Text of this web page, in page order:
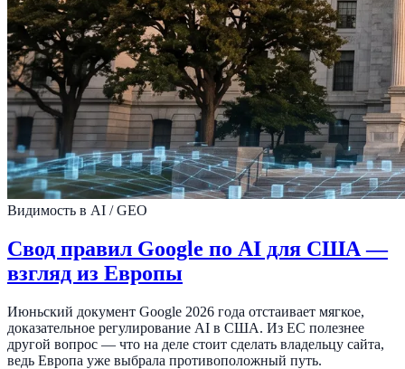
Видимость в AI / GEO
Свод правил Google по AI для США —
взгляд из Европы
Июньский документ Google 2026 года отстаивает мягкое,
доказательное регулирование AI в США. Из ЕС полезнее
другой вопрос — что на деле стоит сделать владельцу сайта,
ведь Европа уже выбрала противоположный путь.